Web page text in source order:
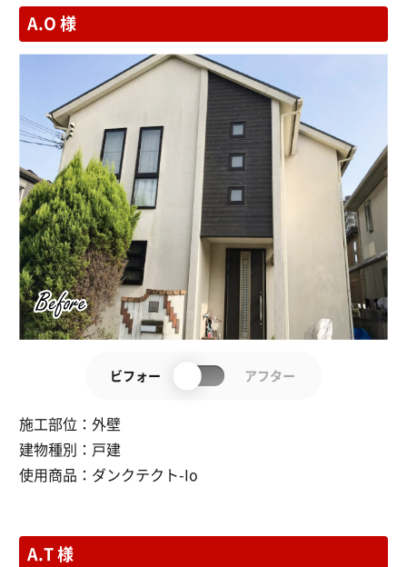
A.O 様
施工部位：外壁
建物種別： 戸建
使用商品： ダンクテクト-Io
ビフォー アフター
A.T 様